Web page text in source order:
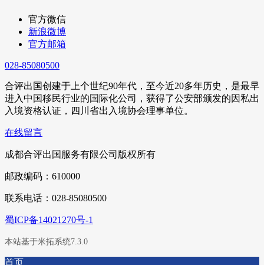
官方微信
新浪微博
官方邮箱
028-85080500
合评出国创建于上个世纪90年代，至今近20多年历史，是最早
进入中国移民行业的国际化公司，获得了公安部颁发的因私出
入境资格认证，四川省出入境协会理事单位。
在线留言
成都合评出国服务有限公司版权所有
邮政编码：610000
联系电话：028-85080500
蜀ICP备14021270号-1
本站基于米拓系统7.3.0
首页